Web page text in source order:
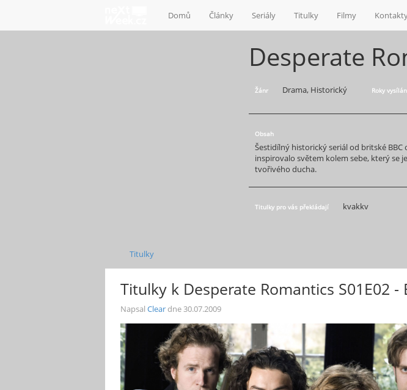
Domů Články Seriály Titulky Filmy
Desperate
Žánr Drama, Historický Roky
Obsah
Šestidílný historický seriál od britské
inspirovalo světem kolem sebe, který se
tvořivého ducha.
Titulky pro vás překládají kvakkv
Titulky
Titulky k Desperate Romantics S01E02 -
Napsal Cleardne30.07.2009